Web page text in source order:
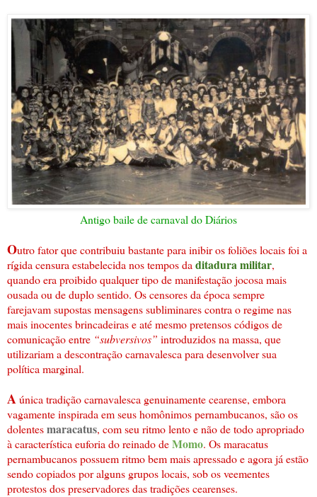
Antigo baile de carnaval do Diários
Outro fator que contribuiu bastante para inibir os foliões locais foi a
rígida censura estabelecida nos tempos daditadura militar,
quando era proibido qualquer tipo de manifestação jocosa mais
ousada ou de duplo sentido. Os censores da época sempre
farejavam supostas mensagens subliminares contra o regime nas
mais inocentes brincadeiras e até mesmo pretensos códigos de
comunicação entre “subversivos” introduzidos na massa, que
utilizariam a descontração carnavalesca para desenvolver sua
política marginal.
Aúnica tradição carnavalesca genuinamente cearense, embora
vagamente inspirada em seus homônimos pernambucanos, são os
dolentesmaracatus, com seu ritmo lento e não de todo apropriado
à característica euforia do reinado deMomo. Os maracatus
pernambucanos possuem ritmo bem mais apressado e agora já estão
sendo copiados por alguns grupos locais, sob os veementes
protestos dos preservadores das tradições cearenses.